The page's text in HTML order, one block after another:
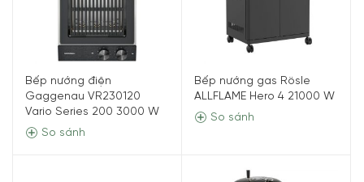
Bếp nướng điện
Gaggenau VR230120
Vario Series 200 3000 W
So sánh
Bếp nướng gas Rösle
ALLFLAME Hero 4 21000 W
So sánh